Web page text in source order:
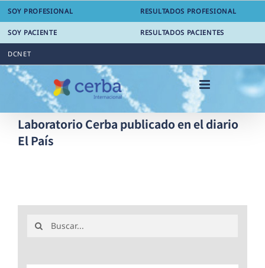
Saltar
contenido
SOY PROFESIONAL RESULTADOS PROFESIONAL
SOY PACIENTE RESULTADOS PACIENTES
DCNET
Laboratorio Cerba publicado en el diario
El País